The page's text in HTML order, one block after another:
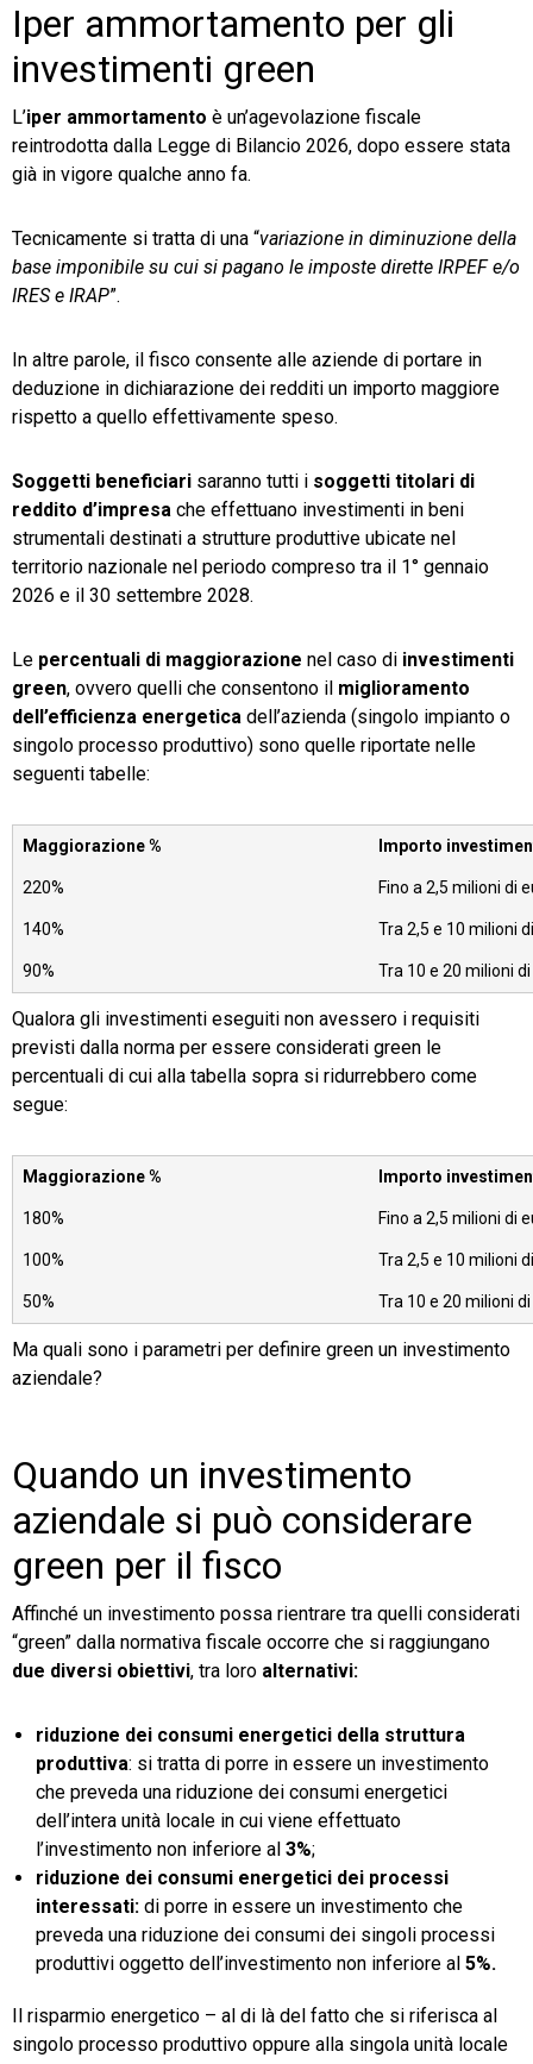
Iper ammortamento per gli
investimenti green
L’iper ammortamento è un’agevolazione fiscale
reintrodotta dalla Legge di Bilancio 2026, dopo essere stata
già in vigore qualche anno fa.
Tecnicamente si tratta di una “variazione in diminuzione della
base imponibile su cui si pagano le imposte dirette IRPEF e/o
IRES e IRAP”.
In altre parole, il fisco consente alle aziende di portare in
deduzione in dichiarazione dei redditi un importo maggiore
rispetto a quello effettivamente speso.
Soggetti beneficiari saranno tutti i soggetti titolari di
reddito d’impresa che effettuano investimenti in beni
strumentali destinati a strutture produttive ubicate nel
territorio nazionale nel periodo compreso tra il 1° gennaio
2026 e il 30 settembre 2028.
Le percentuali di maggiorazione nel caso di investimenti
green, ovvero quelli che consentono il miglioramento
dell’efficienza energetica dell’azienda (singolo impianto o
singolo processo produttivo) sono quelle riportate nelle
seguenti tabelle:
Maggiorazione % Importo
220% Fino a 2,5 milioni di
140% Tra 2,5 e 10 milioni
90% Tra 10 e 20 milioni
Qualora gli investimenti eseguiti non avessero i requisiti
previsti dalla norma per essere considerati green le
percentuali di cui alla tabella sopra si ridurrebbero come
segue:
Maggiorazione % Importo
180% Fino a 2,5 milioni di
100% Tra 2,5 e 10 milioni
50% Tra 10 e 20 milioni
Ma quali sono i parametri per definire green un investimento
aziendale?
Quando un investimento
aziendale si può considerare
green per il fisco
Affinché un investimento possa rientrare tra quelli considerati
“green” dalla normativa fiscale occorre che si raggiungano
due diversi obiettivi, tra loro alternativi:
riduzione dei consumi energetici della struttura
produttiva: si tratta di porre in essere un investimento
che preveda una riduzione dei consumi energetici
dell’intera unità locale in cui viene effettuato
l’investimento non inferiore al 3%;
riduzione dei consumi energetici dei processi
interessati: di porre in essere un investimento che
preveda una riduzione dei consumi dei singoli processi
produttivi oggetto dell’investimento non inferiore al 5%.
Il risparmio energetico – al di là del fatto che si riferisca al
singolo processo produttivo oppure alla singola unità locale